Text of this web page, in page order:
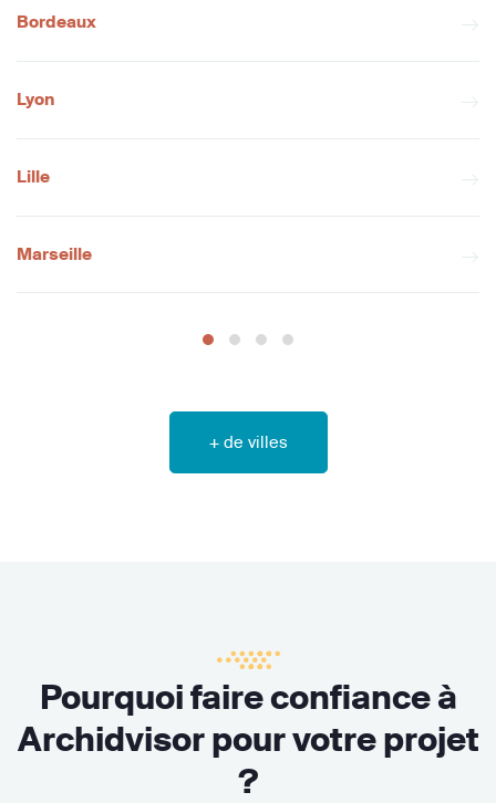
Bordeaux
Lyon
Lille
Marseille
+ de villes
Pourquoi faire confiance à
Archidvisor pour votre projet
?